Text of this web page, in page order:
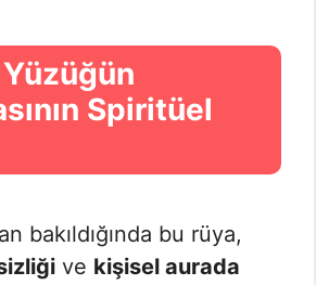
Spiritüel
bakıldığında bu rüya,
ve kişisel aurada